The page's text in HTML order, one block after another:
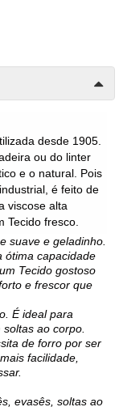
desde 1905.
ou do linter
e o natural. Pois
é feito de
viscose alta
Tecido fresco.
suave e geladinho.
ótima capacidade
Tecido gostoso
e frescor que
É ideal para
ao corpo.
de forro por ser
facilidade,
evasês, soltas ao